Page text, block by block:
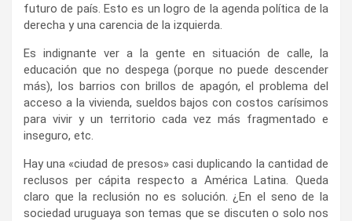
futuro de país. Esto es un logro de la agenda política de la
derecha y una carencia de la izquierda.
​Es indignante ver a la gente en situación de calle, la
educación que no despega (porque no puede descender
más), los barrios con brillos de apagón, el problema del
acceso a la vivienda, sueldos bajos con costos carísimos
para vivir y un territorio cada vez más fragmentado e
inseguro, etc.
​Hay una «ciudad de presos» casi duplicando la cantidad de
reclusos per cápita respecto a América Latina. Queda
claro que la reclusión no es solución. ¿En el seno de la
sociedad uruguaya son temas que se discuten o solo nos